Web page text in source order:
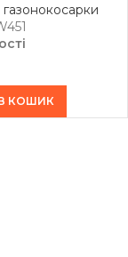
газонокосарки
КОШИК